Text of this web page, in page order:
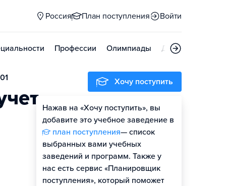
Россия План поступления Войти
Профессии Олимпиады Дни открытых
Хочу поступить
Нажав на «Хочу поступить», вы
добавите это учебное заведение в
план поступления— список
выбранных вами учебных
заведений и программ. Также у
нас есть сервис «Планировщик
поступления», который поможет